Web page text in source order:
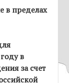
в пределах
в
за счет